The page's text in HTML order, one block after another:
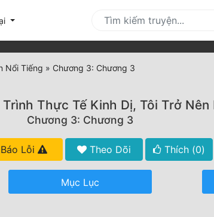
Nổi Tiếng » Chương 3: Chương 3
Thực Tế Kinh Dị, Tôi Trở Nên
Chương 3: Chương 3
Báo Lỗi Theo Dõi Thích (0)
Mục Lục